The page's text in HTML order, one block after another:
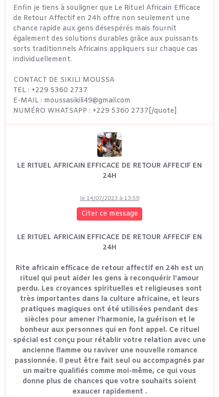
Enfin je tiens à souligner que Le Rituel Africain Efficace
de Retour Affectif en 24h offre non seulement une
chance rapide aux gens désespérés mais fournit
également des solutions durables grâce aux puissants
sorts traditionnels Africains appliquers sur chaque cas
individuellement.
CONTACT DE SIKILI MOUSSA
TEL : +229 5360 2737
E-MAIL : moussasikili49@gmail.com
NUMÉRO WHATSAPP : +229 5360 2737[/quote]
LE RITUEL AFRICAIN EFFICACE DE RETOUR AFFECIF EN
24H
le 14/07/2023 à 13:59
Citer ce message
LE RITUEL AFRICAIN EFFICACE DE RETOUR AFFECIF EN
24H
Rite africain efficace de retour affectif en 24h est un
rituel qui peut aider les gens à reconquérir l'amour
perdu. Les croyances spirituelles et religieuses sont
très importantes dans la culture africaine, et leurs
pratiques magiques ont été utilisées pendant des
siècles pour amener l'harmonie, la guérison et le
bonheur aux personnes qui en font appel. Ce rituel
spécial est conçu pour rétablir votre relation avec une
ancienne flamme ou raviver une nouvelle romance
passionnée. Il peut être fait seul ou accompagnés par
un maitre qualifiés comme moi-même, ce qui vous
donne plus de chances que votre souhaits soient
exaucer rapidement .